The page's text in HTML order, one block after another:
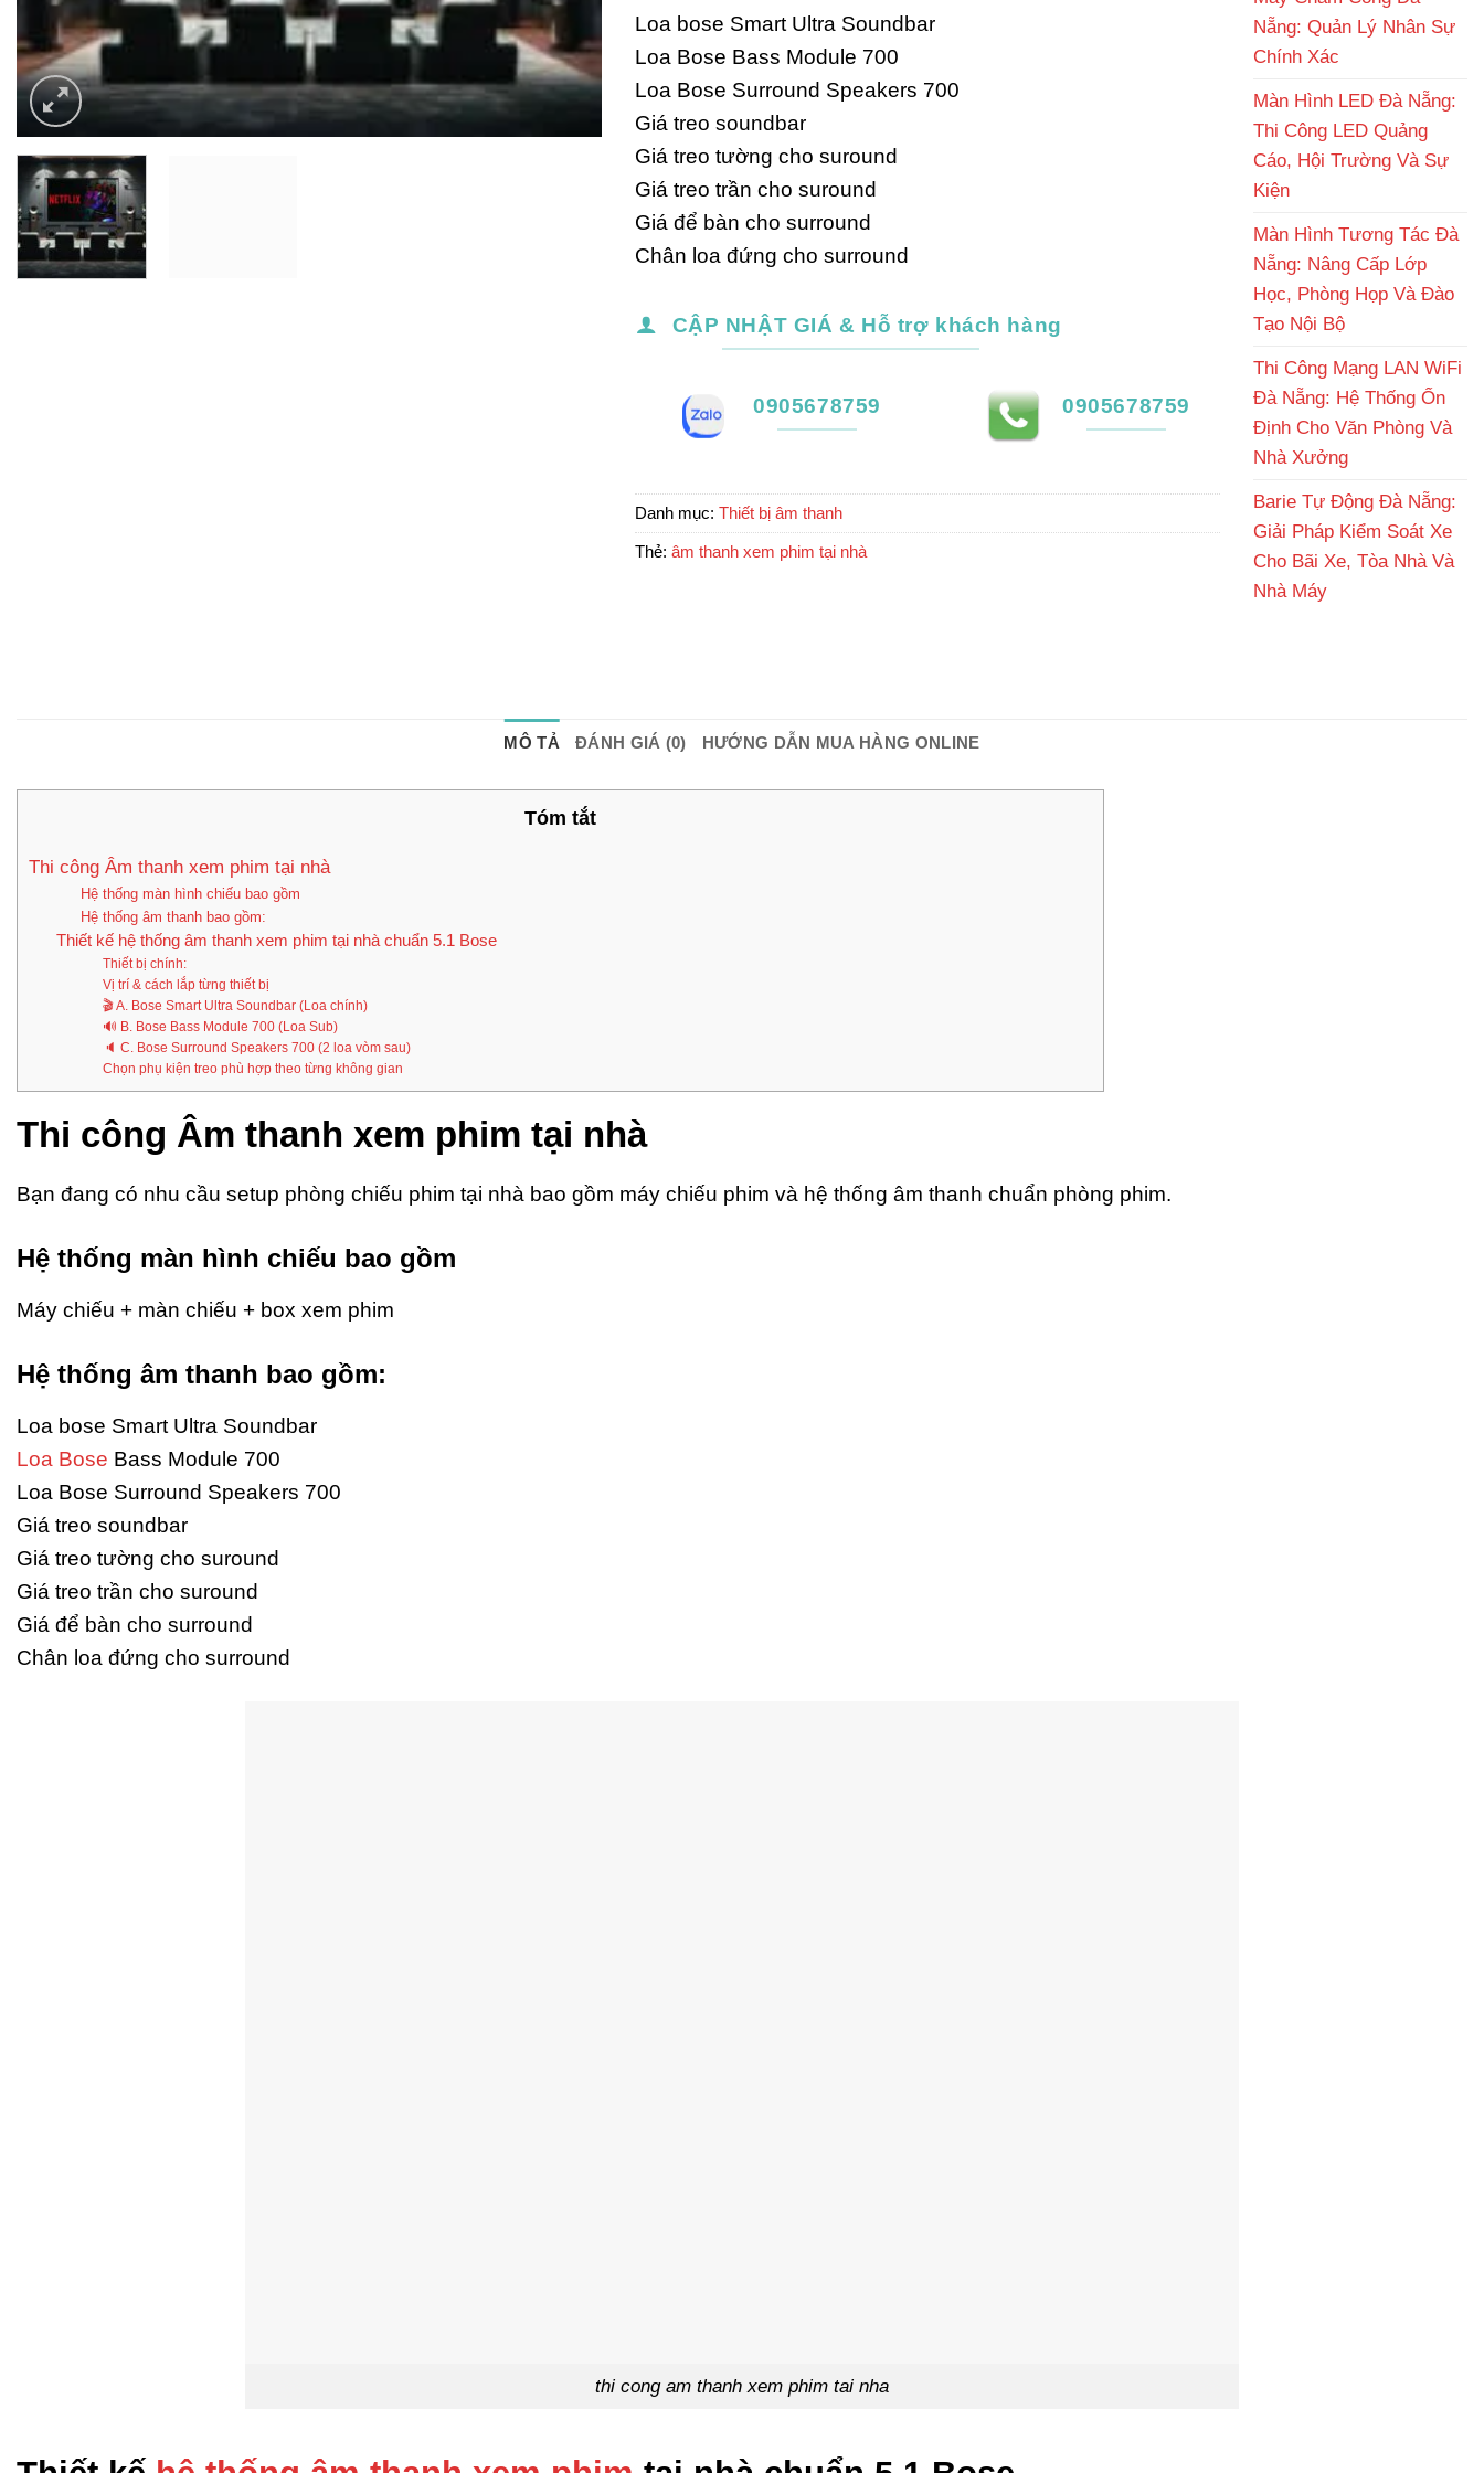
Loa bose Smart Ultra Soundbar
Loa Bose Bass Module 700
Loa Bose Surround Speakers 700
Giá treo soundbar
Giá treo tường cho suround
Giá treo trần cho suround
Giá để bàn cho surround
Chân loa đứng cho surround
CẬP NHẬT GIÁ & Hỗ trợ khách hàng
0905678759 0905678759
Danh mục: Thiết bị âm thanh
Thẻ: âm thanh xem phim tại nhà
Nẵng: Quản Lý Nhân Sự
Chính Xác
Màn Hình LED Đà Nẵng:
Thi Công LED Quảng
Cáo, Hội Trường Và Sự
Kiện
Màn Hình Tương Tác Đà
Nẵng: Nâng Cấp Lớp
Học, Phòng Họp Và Đào
Tạo Nội Bộ
Thi Công Mạng LAN WiFi
Đà Nẵng: Hệ Thống Ổn
Định Cho Văn Phòng Và
Nhà Xưởng
Barie Tự Động Đà Nẵng:
Giải Pháp Kiểm Soát Xe
Cho Bãi Xe, Tòa Nhà Và
Nhà Máy
MÔ TẢ ĐÁNH GIÁ (0) HƯỚNG DẪN MUA HÀNG ONLINE
Tóm tắt
Thi công Âm thanh xem phim tại nhà
Hệ thống màn hình chiếu bao gồm
Hệ thống âm thanh bao gồm:
Thiết kế hệ thống âm thanh xem phim tại nhà chuẩn 5.1 Bose
Thiết bị chính:
Vị trí & cách lắp từng thiết bị
🎬 A. Bose Smart Ultra Soundbar (Loa chính)
🔊 B. Bose Bass Module 700 (Loa Sub)
🔈 C. Bose Surround Speakers 700 (2 loa vòm sau)
Chọn phụ kiện treo phù hợp theo từng không gian
Thi công Âm thanh xem phim tại nhà
Bạn đang có nhu cầu setup phòng chiếu phim tại nhà bao gồm máy chiếu phim và hệ thống âm thanh chuẩn phòng phim.
Hệ thống màn hình chiếu bao gồm
Máy chiếu + màn chiếu + box xem phim
Hệ thống âm thanh bao gồm:
Loa bose Smart Ultra Soundbar
Loa Bose Bass Module 700
Loa Bose Surround Speakers 700
Giá treo soundbar
Giá treo tường cho suround
Giá treo trần cho suround
Giá để bàn cho surround
Chân loa đứng cho surround
thi cong am thanh xem phim tai nha